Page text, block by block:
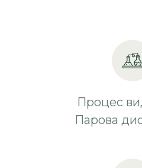
Процес
Парова